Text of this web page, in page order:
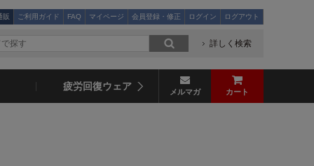
販 ご利用ガイド FAQ マイページ 会員登録・修正 ログイン ログアウト
詳しく検索
疲労回復ウェア メルマガ カート